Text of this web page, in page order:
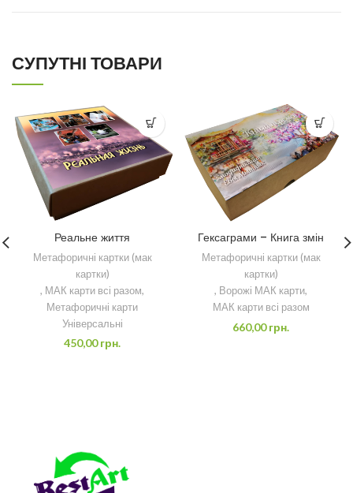
СУПУТНІ ТОВАРИ
Реальне життя
Метафоричні картки (мак
картки)
, МАК карти всі разом,
Метафоричні карти
Універсальні
450,00грн.
Гексаграми – Книга змін
Метафоричні картки (мак
картки)
, Ворожі МАК карти,
МАК карти всі разом
660,00грн.